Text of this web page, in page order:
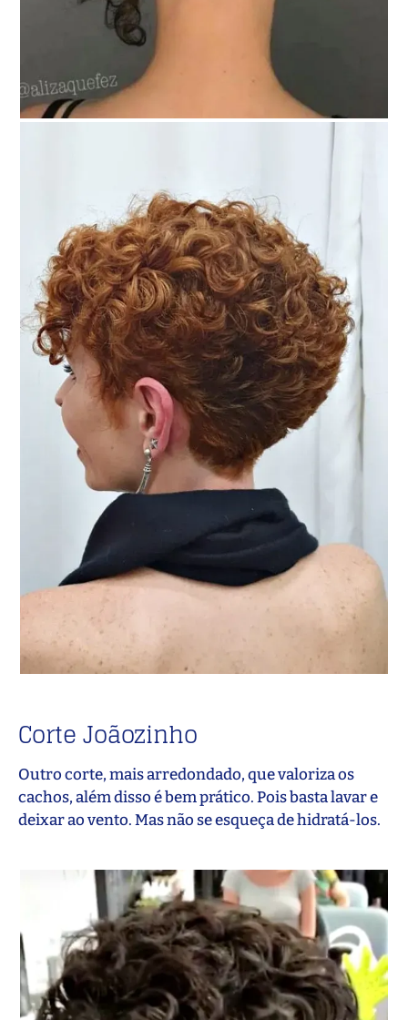
Corte Joãozinho
Outro corte, mais arredondado, que valoriza os
cachos, além disso é bem prático. Pois basta lavar e
deixar ao vento. Mas não se esqueça de hidratá-los.